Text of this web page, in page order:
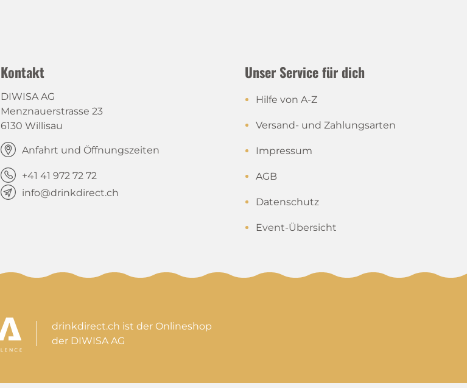
Kontakt
DIWISA AG
Menznauerstrasse 23
6130 Willisau
Anfahrt und Öffnungszeiten
+41 41 972 72 72
info@drinkdirect.ch
Unser Service für dich
Hilfe von A-Z
Versand- und Zahlungsarten
Impressum
AGB
Datenschutz
Event-Übersicht
drinkdirect.ch ist der Onlineshop
der DIWISA AG